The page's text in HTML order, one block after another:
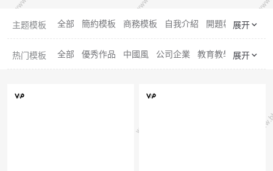
主题模板 全部 簡約模板 商務模板 自我介紹 開題報告 職業
展开
热门模板 全部 優秀作品 中國風 公司企業 教育教學 經濟金融
展开